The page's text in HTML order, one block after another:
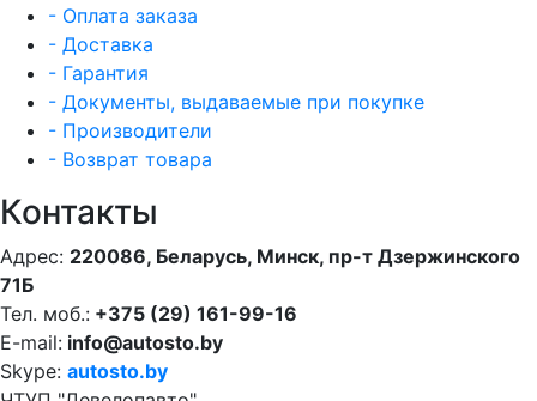
- Оплата заказа
- Доставка
- Гарантия
- Документы, выдаваемые при покупке
- Производители
- Возврат товара
Контакты
Адрес: 220086, Беларусь, Минск, пр-т Дзержинского
71Б
Тел. моб.: +375 (29) 161-99-16
E-mail: info@autosto.by
Skype: autosto.by